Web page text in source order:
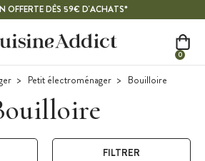
OFFERTE DÈS 59€ D'ACHATS*
0
Petit électroménager Bouilloire
FILTRER